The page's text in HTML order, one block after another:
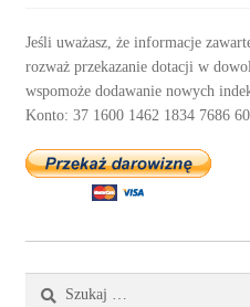
Jeśli uważasz, że informacje
rozważ przekazanie dotacji w
wspomoże dodawanie nowych
Konto: 37 1600 1462 1834 7686